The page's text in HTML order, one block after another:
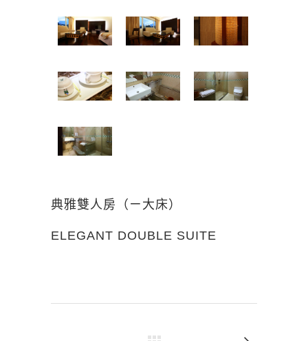
典雅雙人房（ㄧ大床）
ELEGANT DOUBLE SUITE